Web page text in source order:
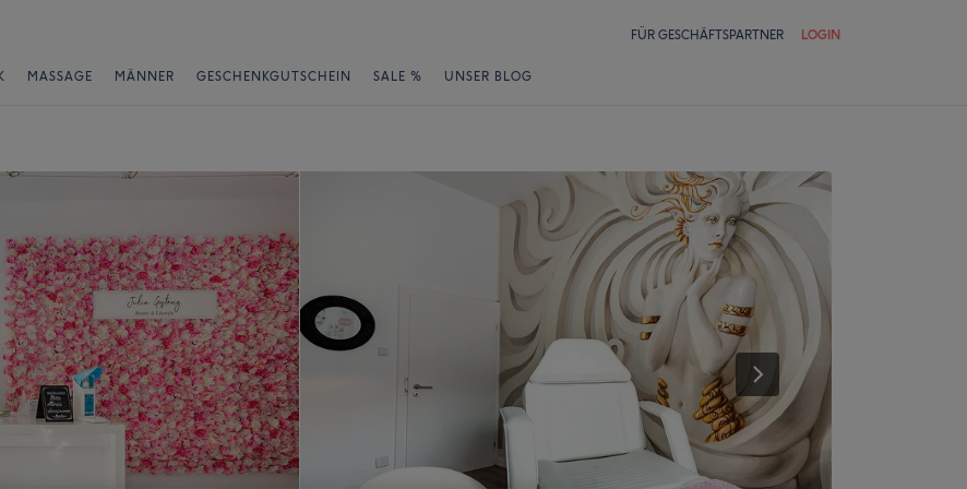
FÜR GESCHÄFTSPARTNER LOGIN
MASSAGE MÄNNER GESCHENKGUTSCHEIN SALE % UNSER BLOG